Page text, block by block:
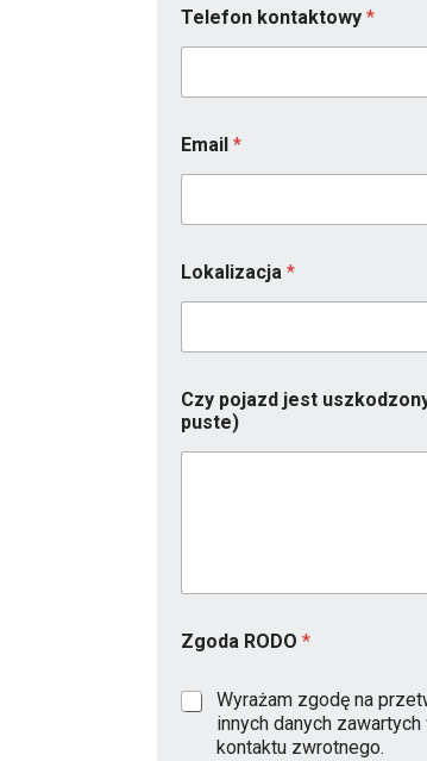
Telefon kontaktowy *
Email *
E
m
i
R
O
D
O
Lokalizacja *
Czy pojazd jest
puste)
Zgoda RODO *
Wyrażam zgodę na
innych danych
kontaktu zwrotnego.